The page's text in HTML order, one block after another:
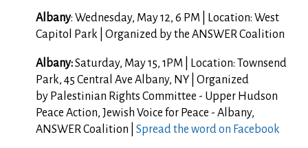
Albany: Wednesday, May 12, 6 PM | Location: West
Capitol Park | Organized by the ANSWER Coalition
Albany:Saturday, May 15, 1PM | Location:Townsend
Park, 45 Central Ave Albany, NY | Organized
by Palestinian Rights Committee - Upper Hudson
Peace Action, Jewish Voice for Peace - Albany,
ANSWER Coalition |Spread the word on Facebook